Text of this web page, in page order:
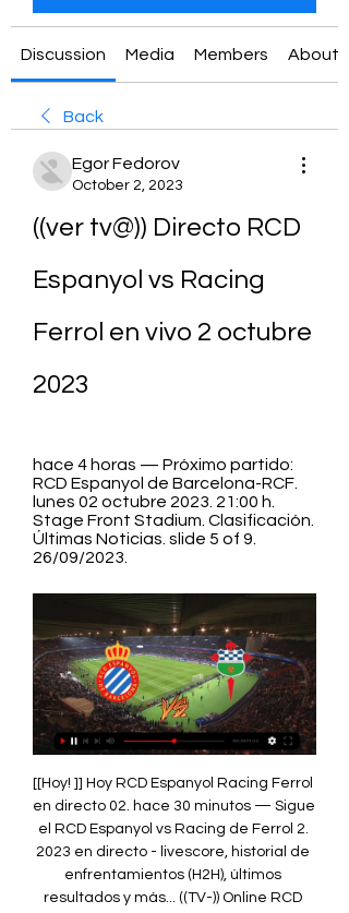
Discussion Media Members About
Back
Egor Fedorov
October 2, 2023
((ver tv@)) Directo RCD
Espanyol vs Racing
Ferrol en vivo 2 octubre
2023
hace 4 horas — Próximo partido:
RCD Espanyol de Barcelona-RCF.
lunes 02 octubre 2023. 21:00 h.
Stage Front Stadium. Clasificación.
Últimas Noticias. slide 5 of 9.
26/09/2023.
[[Hoy! ]] Hoy RCD Espanyol Racing Ferrol en directo 02. hace 30 minutos — Sigue el RCD Espanyol vs Racing de Ferrol 2. 2023 en directo - livescore, historial de enfrentamientos (H2H), últimos resultados y más... ((TV-)) Online RCD Espanyol vs Racing Ferrol en vivo 02. 2 Racing Club Ferrol - Real Zaragoza (Resumen)LALIGA HYPERMOTION · CD Tenerife RCD Espanyol - CD Eldense (Resumen)LALIGA HYPERMOTION · Elche CF - CD Leganés... 

RCD Espanyol Barcelona - Racing de Ferrol RCD Espanyol Barcelona - Racing de Ferrol | 02/10/2023 | LaLiga Hypermotion | España | Fútbol | ⭐ Cuotas y Apuestas ⚡ Resultados en vivo ✔️ Streaming.

Ambos goles fueron marcados por Joselu. En busca del ansiado regreso a Segunda División, en la temporada 2019-2020 el equipo fichó a figuras como Álex López y Dani Abalo, además de mantener casi todo el bloque que lo devolvió a la tercera categoría del fútbol español. Racing de Ferrol Cuando comience el partido, podrás seguir Espanyol vs Racing de Ferrol en vivo Para consultar el calendario y los resultados de fútbol de hoy, visita nuestra... 

Pedro Mosquera intentó un pase en profundidad pero Chiki estaba en posición de fuera de juego. Asistencia de Pedro Mosquera. En la temporada 2021-2022, la temporada de debut de la nueva Primera RFEF, el cuadro gallego mantuvo una parte importante del bloque del año pasado, incorporando a jugadores como Fran Manzanara, David Castro, Miguel Loureiro y Héber Pena. Calendario Racing Club Ferrol - Senior Masculino Info y resultados de los partidos del equipo Calendario Racing Club Ferrol - Senior Masculino. 

Racing Ferrol - Todas las noticias - AS.com hace 11 horas — 10/11/05 RCD Espanyol Entrenamiento Lotina y Cristobal Parralo · ESPANYOL · Las Racing de Ferrol - Real Zaragoza en directo: LaLiga Hypermotion, hoy en vivo.

Liga Hypermotion, jornada 8 dónde ver online el Espanyol-Racing Ferrol en vivo? Si quieres ver online el partido entre barceloneses y ferrolanos lo podrás hacer a través de las aplicaciones web de los canales de televisión que lo retransmiten. En España se puede hacer a través de Yomvi desde cualquier dispositivo que tenga acceso a Internet. 

La temporada 2018-2019 comenzó de la peor forma posible, recibiendo un 4-0 por parte de la U. Somozas en el campo Alcalde Manuel Candocia. No obstante, el equipo se repuso rápidamente y terminó la temporada como 1. ¡Gooooool! Alcorcón 1, Racing Ferrol 1. Dyego Sousa (Alcorcón) remate con la derecha desde fuera del área por bajo, junto al palo izquierdo. Asistencia de Óscar Rivas. Silvosa marcó los dos goles de los ferrolanos. 

Coincidió en el Grupo 1-A junto al eterno rival, el Deportivo La Coruña, y terminó la temporada clasificando a la nueva Primera RFEF. Encuentro entre el Pontevedra CF y el Racing de Ferrol en Pasarón. Horarios: ¿cuándo y a qué hora se juega hoy el Espanyol-Racing Ferrol? El RCD Espanyol recibirá la visita de uno de los equipos revelación esta temporada en LaLiga Hypermotion el próximo lunes, 2 de octubre, a las 21:00 horas. PARTIDORacing de Ferrol – Real ZaragozaFECHALunes, 2 de OctubreESTADIOStage Front StadiumHORARIO21:00 horas Televisión: canales TV donde ver el Racing Ferrol vs Zaragoza El partido que enfrentará a Racing de Ferrol y Zaragoza en la 7ª jornada de la Liga Hypermotion se podrá seguir en directo a través de Movistar + La Liga, ya que la Segunda División entra dentro del paquete ofrecido por este gigante telefónico. 

Falta de Pedro Mosquera (Alcorcón). Héber Pena (Racing Ferrol) ha recibido una falta en la banda izquierda. Falta de Iago López (Alcorcón). Remate rechazado de Jacobo González (Alcorcón) remate con la derecha desde fuera del área. Asistencia de Iago López. Jacobo González intentó un pase en profundidad pero Iago López estaba en posición de fuera de juego. Espanyol vs Racing Ferrol hoy, dónde ver online, TV en directo (Segunda División)Uno de los grandes favoritos de LaLiga Hypermotion, el RCD Espanyol, cierra la jornada 8 recibiendo en Cornellá-El Prat a uno de los equipos revelación de la temporada hasta la fecha, el Racing de Ferrol, que ya sabe muy bien lo que es amargarle la fiesta a uno de los más grandes de la Segunda División. De hecho, los ferrolanos aterrizarán en Barcelona tras haber conseguido doblegar al Real Zaragoza la jornada anterior, que llegaba como líder a ‘A Malata’. 

[[[En vivo!!!]@@]] Directo RCD Espanyol-Racing Ferrol hoy 02 hace 16 horas — [En vivo!!!]@@]] Directo RCD Espanyol-Racing Ferrol hoy 02.10.2023 Todos los partidos de Fútbol del RCD Espanyol. Próximo partido: Espanyol ...

RCD Espanyol de Barcelona vs Racing Club Ferrol Espanyol - Racing Santander en directo. Elche vs Racing Club Ferrol en vivo - Directo. 2 goles contra Elche CF (como promedio). Racing Santander solo ha... Racing Ferrol. bet365. 5 oct. 14:30. FC Cartagena. Espanyol. ESPN+. 9 oct. 14:00. Villarreal B. Espanyol vs Racing Ferrol. Publi. 0:00:00. Isidro Silveira Cameselle, D. José Mª Criado Labajo, D. Juan Manuel Pazos García, D. Andrés Ramil Graña, D. José Luis Méndez Fernández, D. Antonio Aneiros Rey y D. 

Los ferrolanos quedarían encuadrados en el primero de ellos, con rivales del norte del país, y el club consiguió su ascenso como campeón de su división. Información para el Espanyol-Racing de Ferrol Ver Espanyol online gratis en directo. Disponible en alta definición, y en cualquier dispositivo. Enlaces gratis para ver el partido de Espanyol. ESPANYOL-... ¡Gooooool! Alcorcón 0, Racing Ferrol 1. Iker Losada (Racing Ferrol) remate con la derecha a quemarropa desde el lado izquierdo por el lado derecho de la portería. Asistencia de Carlos Vicente con un centro al área. 

Espanyol contra Racing Ferrol Ver en directo, Pronósticos Cobertura en vivo de Espanyol vs. Racing Ferrol Segunda División De España juego en ESPN DEPORTES, incluye resultados en vivo, highlights y estadísticas... Espanyol - Racing Club Ferrol en directo, LaLiga Hypermotion 2023Noticias Valencia CF Mercado de Fichajes Mundial de baloncesto Valencia CF Calendario Plantilla y estadísticas Resultados y clasificación En directo Galerías Valencia femenino Levante UD Levante femenino Villarreal CF Villarreal femenino Fútbol Fichajes LaLiga EA Sports Elche CF LaLiga Hypermotion 1ª RFEF 2ª RFEF 3ª RFEF Preferente FINETWORK LIGA F Fútbol base Valencia BC Valencia Basket Femenino L'Alqueria del Basket Baloncesto ACB LEB Oro LEB Plata Liga femenina Euroliga Eurocup NBA Motor F1 Fernando Alonso Carlos Sainz Moto GP Neomotor Polideportivo Tenis Balonmano Carreras populares Ciclismo Pilota Rugby Fútbol Sala Más Deporte Apuestas deportivas BeContent Opinión Rafa Marín Pablo Leiva Gauden Villas Vicent Chilet Joan Carles Martí Juan de Dios Crespo Toni Hernández FDJ Salud Gente Vivienda en Valencia Empleo en Valencia Caso Abierto Tecnología E-Sports Finanzas Compramejor OCIO Cine Televisión Agenda Gastronomía Planes Tu foto EN VALENCIÀ Multimedia Vídeos Servicios Tiempo Newsletter Hemeroteca Lo más visto Mapa web RSS Tags Lotería de Navidad 2022 Clasificados Vivienda Valencia Alquiler Valencia Iberempleos. 

Espanyol vs Racing de Ferrol | Partido en Directo 8ª jornada Segunda División - lunes 2 octubre 2023 ; Equipo local RCD Espanyol ; Equipo visitante Racing Ferrol ; Resultados En directo ; Goleadores En directo.

También podrás seguir el encuentro a través del resto de operadoras habilitadas esta temporada, como Orange y Vodafone. Si quieres seguir el partido desde otro país, puedes echar un vistazo a nuestra guía sobre dónde ver en TV y online los partidos de Segunda División. Espanyol vs Racing Ferrol: Apuestas, Pronóstico y Cuotas hace 3 horas — Ver ESPANYOL-Racing Ferrol Online Gratis | ESPANYOL-Racing Ferrol TelevisadoPreguntas frecuentes ¿ Dónde ver en vivo y en directo online... 

Dónde ver los partidos de Fútbol del RCD Espanyol Todos los partidos de Fútbol del RCD Espanyol. tomó el timón del Racing al convertirse en el máximo accionista[10]​, quien incorporó a Carlos Mouriz como nuevo director deportivo. [En vivo! ] Directo RCD Espanyol contra Racing Ferrol en vivo El partido puede ser seguido en directo el 02 octubre 2023 a las 21:00 en LaLiga TV Hypermotion. ¿Cómo ver el partido Espanyol Racing de Ferrol en streaming? Espanyol vs Racing Ferrol hoy, dónde ver online, TV en hace 4 horas — El partido que enfrentará a Espanyol y Racing de Ferrol 8ª jornada de la Liga Hypermotion se podrá seguir en directo a través de Movistar + La... 

ESPANYOL vs RACING CLUB FERROL EN DIRECTO YouTube YouTube YouTube Cosas de Ricky Hace 8 horas Hace 8 horas

Sigue el minuto a minuto y resultado del enfrentamiento. Espanyol vs Racing de Ferrol En vivo hace 2 días — ✓¿En qué canal ver el Espanyol hoy? El encuentro se podrá seguir en vivo y en directo en España por LaLiga TV Hypermotion y Amazon Prime... Jacobo González (Alcorcón) ha recibido una falta en la zona defensiva. Sergio Cubero (Racing Ferrol) ha recibido una falta en la banda derecha. 

Isidro Silveira Rey, y se firma la Escritura Pública de constitución del RACING CLUB DE FERROL, S. D. Con una temporada en Segunda B, el club regresó a Segunda División en 2004 para luchar durante dos años por eludir el descenso. Donde Ver Espanyol Hoy vs Racing Ferrol Online y TV Próximo partido: RCD Espanyol de Barcelona-RCF. lunes 02 octubre 2023. 21:00 h Ver todas las noticias · RCF Fundación. 

[VER] En vivo RCD Espanyol vs Racing Ferrol donde verlo 2 oc hace 16 horas — hace 4 horas — El partido puede ser seguido en directo el 02 octubre 2023 a las 21:00 en LaLiga TV Hypermotion.

Espanyol vs Racing de Ferrol En vivo La Liga 2. Espanyol. vs. Racing de Ferrol. imgalt. Imágenes en directo. imgalt. Encuentro en directo. En vivo. Lo más destacado del partido.

Espanyol vs Racing Club Ferrol en vivo - Directo hace 22 minutos — Disfruta del partido de hoy en directo entre Espanyol vs Racing Club Ferrol.

Remate fallado por Héber Pena (Racing Ferrol) remate con la izquierda desde el centro del área que se va alto y por la izquierda. Miss Black Internati Group hace 21 hora